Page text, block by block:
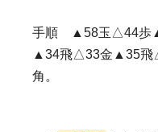
手順 ▲58玉△44歩
▲34飛△33金▲35
角。